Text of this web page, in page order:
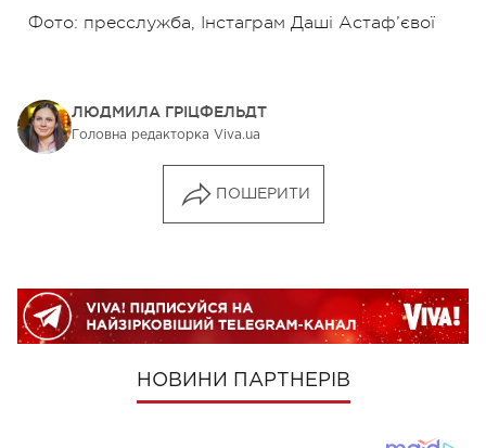
Фото: пресслужба, Інстаграм Даші Астаф’євої
ЛЮДМИЛА ГРІЦФЕЛЬДТ
Головна редакторка Viva.ua
ПОШЕРИТИ
НОВИНИ ПАРТНЕРІВ